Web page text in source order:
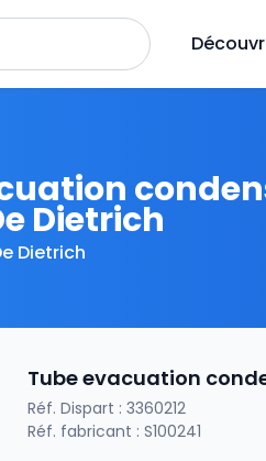
Dietrich
Dietrich
Tube evacuation
Réf. Dispart : 3360212
Réf. fabricant : S100241